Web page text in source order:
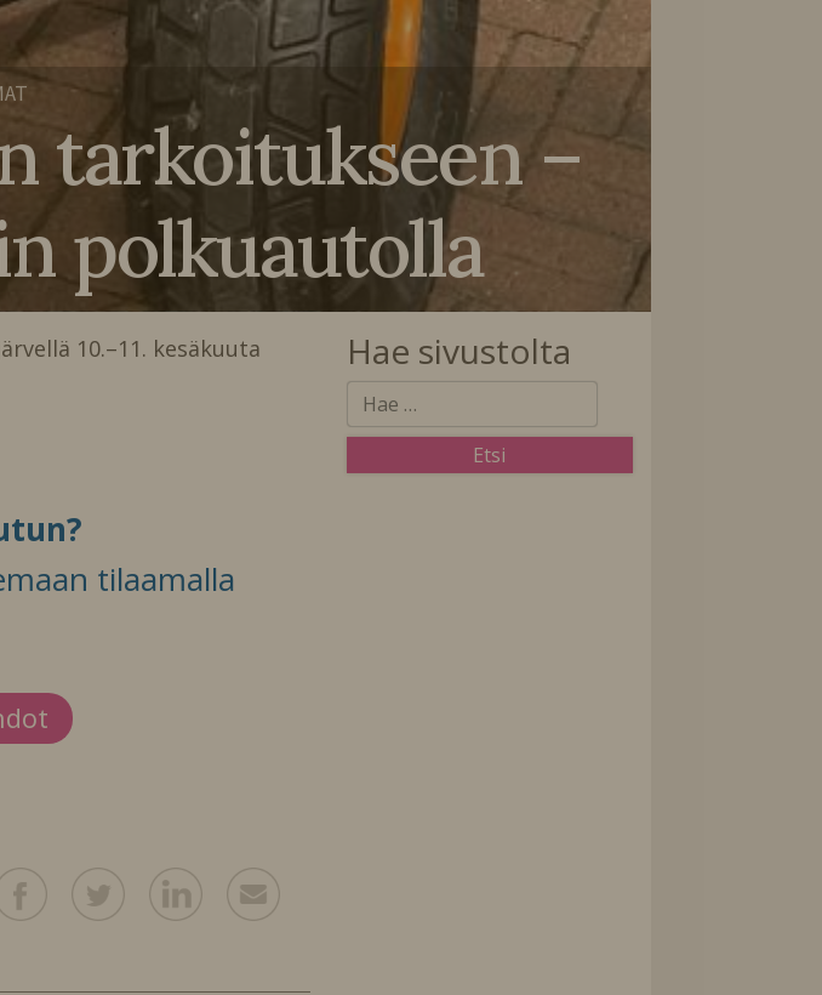
tarkoitukseen –
polkuautolla
10.–11. kesäkuuta
tilaamalla
Hae sivustolta